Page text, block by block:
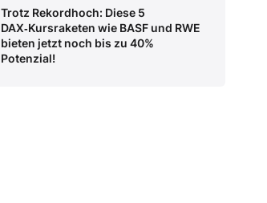
Trotz Rekordhoch: Diese 5
DAX‑Kursraketen wie BASF und RWE
bieten jetzt noch bis zu 40%
Potenzial!